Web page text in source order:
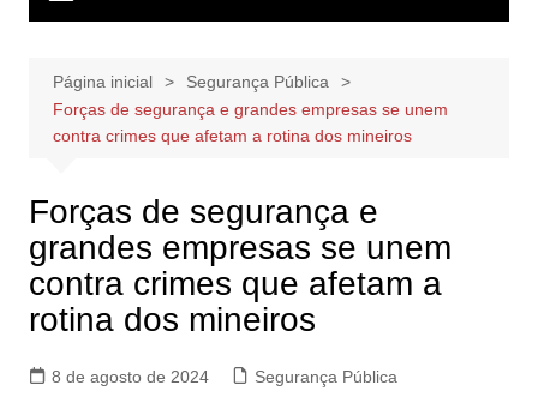
Página inicial
Segurança Pública
Forças de segurança e grandes empresas se unem
contra crimes que afetam a rotina dos mineiros
Forças de segurança e
grandes empresas se unem
contra crimes que afetam a
rotina dos mineiros
8 de agosto de 2024 Segurança Pública